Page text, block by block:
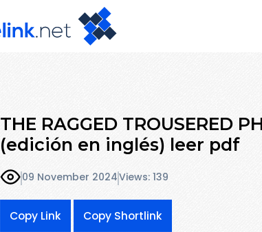
THE RAGGED TROUSERED
(edición en inglés) leer pdf
09 November 2024Views: 139
Copy Link Copy Shortlink